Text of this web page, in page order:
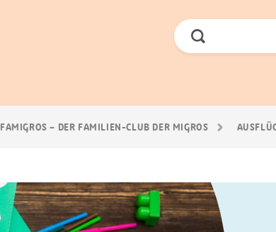
Jetzt
FAMIGROS – DER FAMILIEN-CLUB DER MIGROS